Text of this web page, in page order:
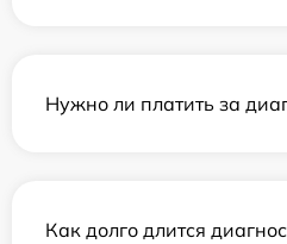
Нужно ли платить за
Как долго длится